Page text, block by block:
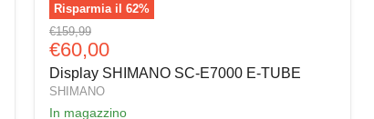
Risparmia il 62%
Display
SHIMANO
SC-
E7000
E-
TUBE
Prezzo
originale
€159,99
Prezzo
attuale
€60,00
Display SHIMANO SC-E7000 E-TUBE
SHIMANO
In magazzino